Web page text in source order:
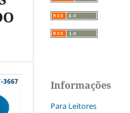
Informações
Para Leitores